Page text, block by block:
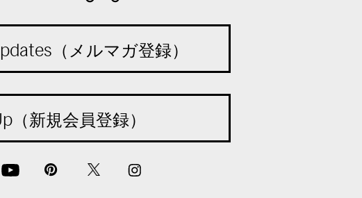
（メルマガ登録）
（新規会員登録）